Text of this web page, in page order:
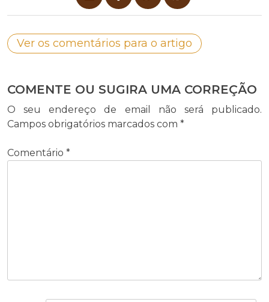
Ver os comentários para o artigo
COMENTE OU SUGIRA UMA CORREÇÃO
O seu endereço de email não será publicado.
Campos obrigatórios marcados com *
Comentário *